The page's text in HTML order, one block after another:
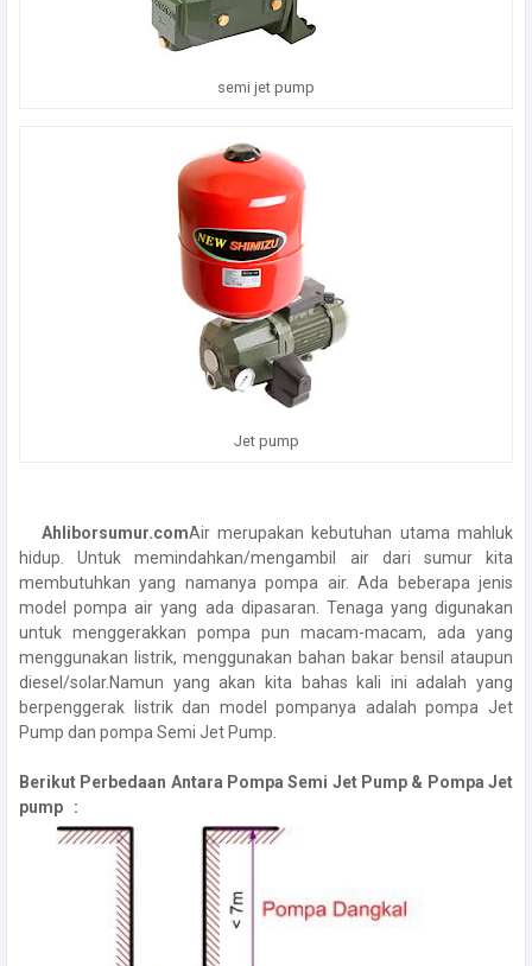
semi jet pump
Jet pump
Ahliborsumur.comAir merupakan kebutuhan utama mahluk
hidup. Untuk memindahkan/mengambil air dari sumur kita
membutuhkan yang namanya pompa air. Ada beberapa jenis
model pompa air yang ada dipasaran. Tenaga yang digunakan
untuk menggerakkan pompa pun macam-macam, ada yang
menggunakan listrik, menggunakan bahan bakar bensil ataupun
diesel/solar.Namun yang akan kita bahas kali ini adalah yang
berpenggerak listrik dan model pompanya adalah pompa Jet
Pump dan pompa Semi Jet Pump.
Berikut Perbedaan Antara Pompa Semi Jet Pump & Pompa Jet
pump :